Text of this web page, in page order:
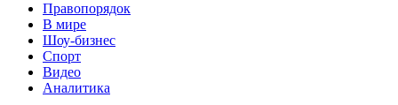
Правопорядок
В мире
Шоу-бизнес
Спорт
Видео
Аналитика